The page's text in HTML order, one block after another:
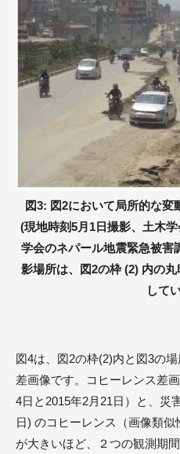
図3: 図2において局所的な
(現地時刻5月1日撮影、土木
学会のネパール地震緊急被害
影場所は、図2の枠 (2) 内の
して
図4は、図2の枠(2)内と図3の
差画像です。コヒーレンス差
4日と2015年2月21日）と、災
日) のコヒーレンス（画像類
が大きいほど、２つの観測期